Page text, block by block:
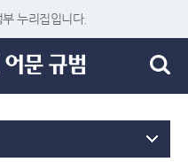
누리집입니다.